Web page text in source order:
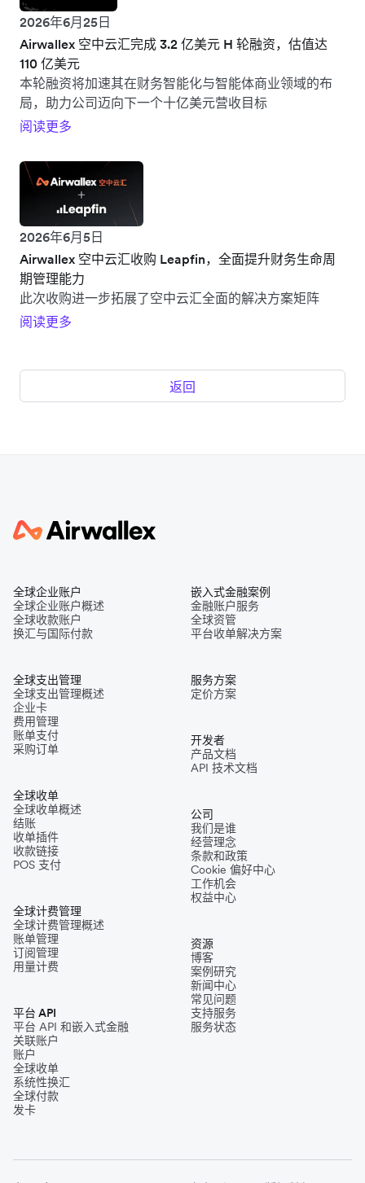
2026年6月25日
Airwallex 空中云汇完成 3.2 亿美元 H 轮融资，估值达
110 亿美元
本轮融资将加速其在财务智能化与智能体商业领域的布
局，助力公司迈向下一个十亿美元营收目标
阅读更多
2026年6月5日
Airwallex 空中云汇收购 Leapfin，全面提升财务生命周
期管理能力
此次收购进一步拓展了空中云汇全面的解决方案矩阵
阅读更多
返回
全球企业账户
全球企业账户概述
全球收款账户
换汇与国际付款
全球支出管理
全球支出管理概述
企业卡
费用管理
账单支付
采购订单
全球收单
全球收单概述
结账
收单插件
收款链接
POS 支付
全球计费管理
全球计费管理概述
账单管理
订阅管理
用量计费
平台 API
平台 API 和嵌入式金融
关联账户
账户
全球收单
系统性换汇
全球付款
发卡
嵌入式金融案例
金融账户服务
全球资管
平台收单解决方案
服务方案
定价方案
开发者
产品文档
API 技术文档
公司
我们是谁
经营理念
条款和政策
Cookie 偏好中心
工作机会
权益中心
资源
博客
案例研究
新闻中心
常见问题
支持服务
服务状态